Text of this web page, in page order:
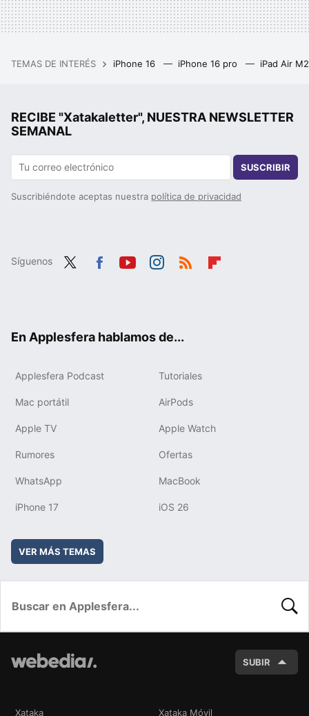
TEMAS DE INTERÉS iPhone 16 iPhone 16 pro iPad Air
RECIBE "Xatakaletter", NUESTRA NEWSLETTER
SEMANAL
SUSCRIBIR
Suscribiéndote aceptas nuestra política de privacidad
Síguenos
En Applesfera hablamos de...
Applesfera Podcast Tutoriales
Mac portátil AirPods
Apple TV Apple Watch
Rumores Ofertas
WhatsApp MacBook
iPhone 17 iOS 26
VER MÁS TEMAS
SUBIR
Xataka Xataka Móvil